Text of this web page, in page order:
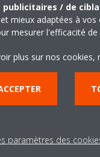
publicitaires / de
mieux adaptées à
mesurer l'efficacité
plus sur nos cookies,
paramètres des